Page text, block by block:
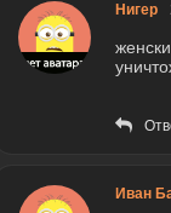
Нигер
Иван